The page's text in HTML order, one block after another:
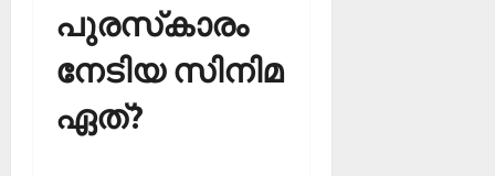
പുരസ്‌കാരം
നേടിയ സിനിമ
ഏത്?